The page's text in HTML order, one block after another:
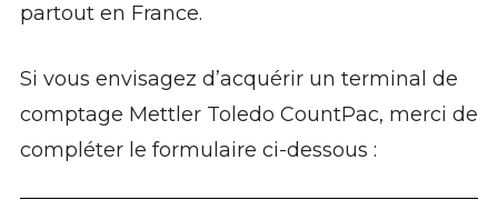
partout en France.
Si vous envisagez d’acquérir un terminal de
comptage Mettler Toledo CountPac, merci de
compléter le formulaire ci-dessous :